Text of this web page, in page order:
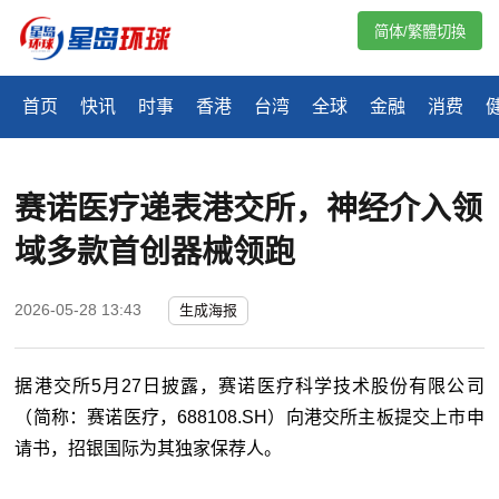
首页 快讯 时事 香港 台湾 全球 金融 消费
简体/繁體切換
赛诺医疗递表港交所，神经介入领
域多款首创器械领跑
2026-05-28 13:43 生成海报
据港交所5月27日披露，赛诺医疗科学技术股份有限公司
（简称：赛诺医疗，688108.SH）向港交所主板提交上市申
请书，招银国际为其独家保荐人。